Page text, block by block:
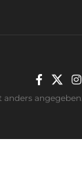
angegeben.